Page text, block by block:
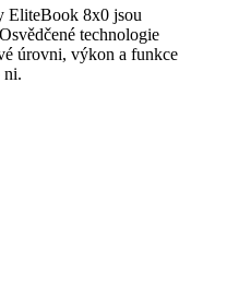
EliteBook 8x0 jsou
technologie
úrovni, výkon a funkce
ni.